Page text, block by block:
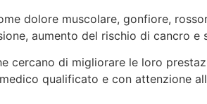
dolore muscolare, gonfiore,
aumento del rischio di cancro e
cercano di migliorare le loro
qualificato e con attenzione